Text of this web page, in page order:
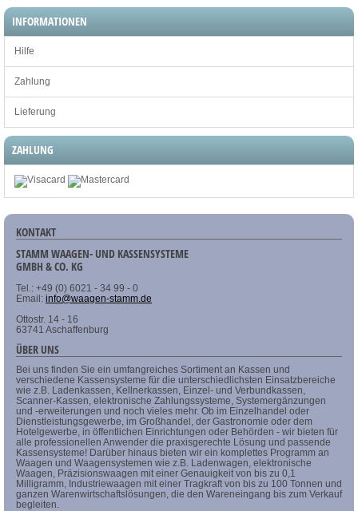
INFORMATIONEN
Hilfe
Zahlung
Lieferung
ZAHLUNG
KONTAKT
STAMM WAAGEN- UND KASSENSYSTEME
GMBH & CO. KG
Tel.: +49 (0) 6021 - 34 99 - 0
Email: info@waagen-stamm.de
Ottostr. 14 - 16
63741 Aschaffenburg
ÜBER UNS
Bei uns finden Sie ein umfangreiches Sortiment an Kassen und
verschiedene Kassensysteme für die unterschiedlichsten Einsatzbereiche
wie z.B. Ladenkassen, Kellnerkassen, Einzel- und Verbundkassen,
Scanner-Kassen, elektronische Zahlungssysteme, Systemergänzungen
und -erweiterungen und noch vieles mehr. Ob im Einzelhandel oder
Dienstleistungsgewerbe, im Großhandel, der Gastronomie oder dem
Hotelgewerbe, in öffentlichen Einrichtungen oder Behörden - wir bieten für
alle professionellen Anwender die praxisgerechte Lösung und passende
Kassensysteme! Darüber hinaus bieten wir ein komplettes Programm an
Waagen und Waagensystemen wie z.B. Ladenwagen, elektronische
Waagen, Präzisionswaagen mit einer Genauigkeit von bis zu 0,1
Milligramm, Industriewaagen mit einer Tragkraft von bis zu 100 Tonnen und
ganzen Warenwirtschaftslösungen, die den Wareneingang bis zum Verkauf
begleiten.